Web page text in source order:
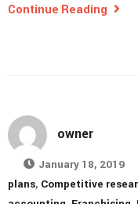
Continue Reading
owner
January 18, 2019
plans, Competitive